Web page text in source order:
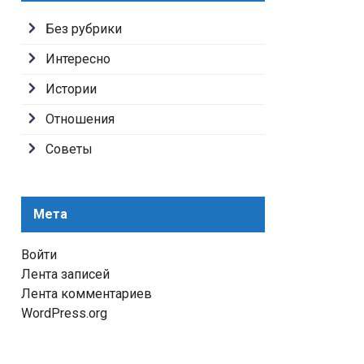
Без рубрики
Интересно
Истории
Отношения
Советы
Мета
Войти
Лента записей
Лента комментариев
WordPress.org